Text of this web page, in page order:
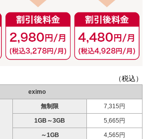
（税込）
eximo
無制限 7,315円
1GB～3GB 5,665円
～1GB 4,565円